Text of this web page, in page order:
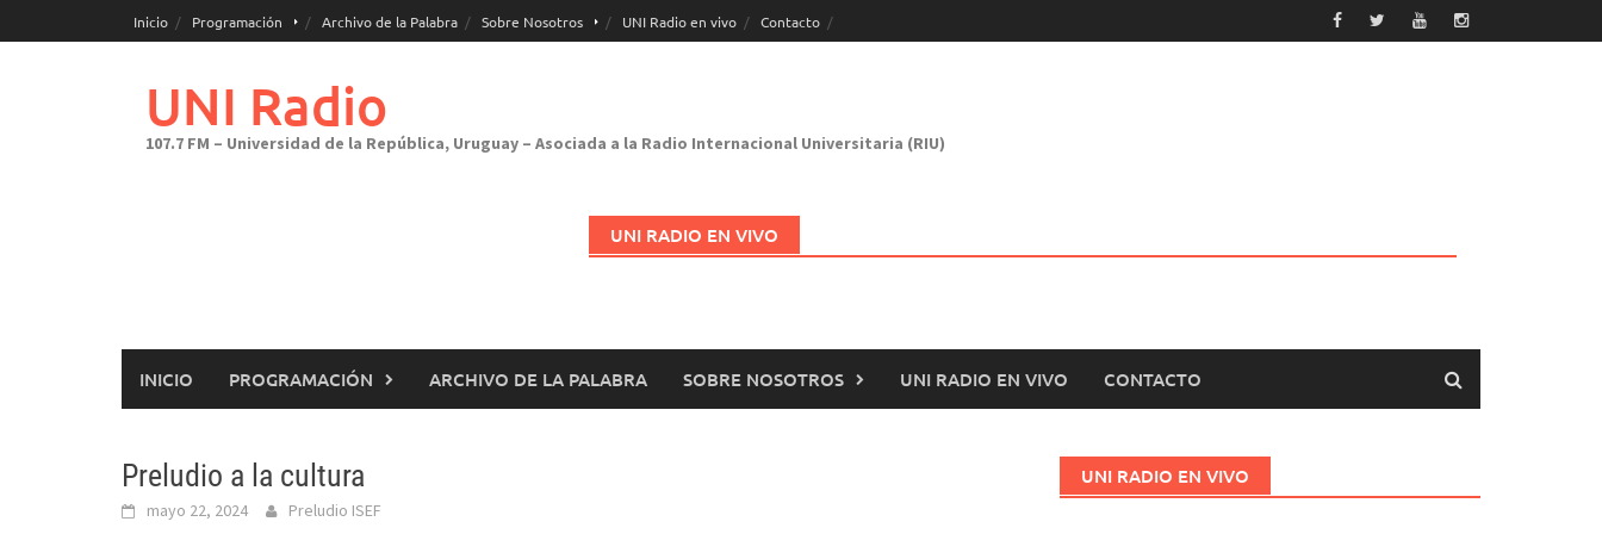
al
Inicio Programación Archivo de la Palabra Sobre Nosotros UNI Radio en vivo Contacto
UNI Radio
107.7 FM – Universidad de la República, Uruguay – Asociada a la Radio Internacional Universitaria (RIU)
UNI RADIO EN VIVO
INICIO PROGRAMACIÓN ARCHIVO DE LA PALABRA SOBRE NOSOTROS UNI RADIO EN VIVO CONTACTO
Preludio a la cultura
mayo 22, 2024 Preludio ISEF
UNI RADIO EN VIVO